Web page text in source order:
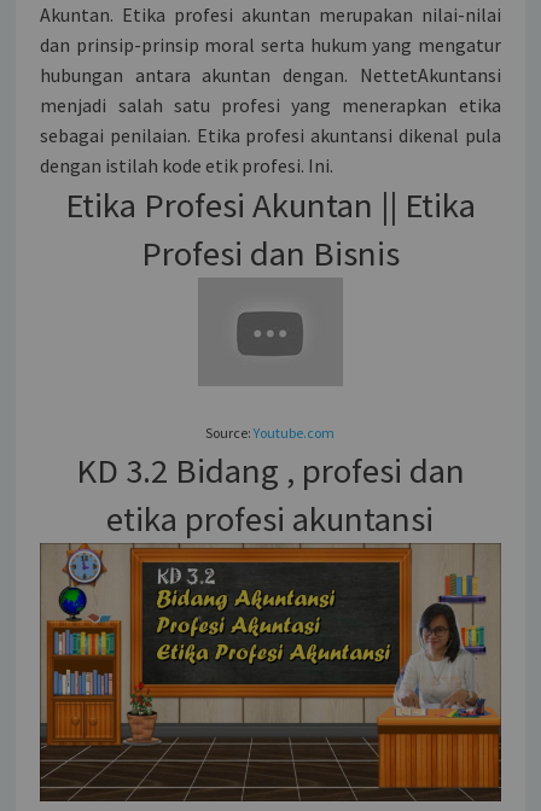
Akuntan. Etika profesi akuntan merupakan nilai-nilai
dan prinsip-prinsip moral serta hukum yang mengatur
hubungan antara akuntan dengan. NettetAkuntansi
menjadi salah satu profesi yang menerapkan etika
sebagai penilaian. Etika profesi akuntansi dikenal pula
dengan istilah kode etik profesi. Ini.
Etika Profesi Akuntan || Etika
Profesi dan Bisnis
Source:Youtube.com
KD 3.2 Bidang , profesi dan
etika profesi akuntansi